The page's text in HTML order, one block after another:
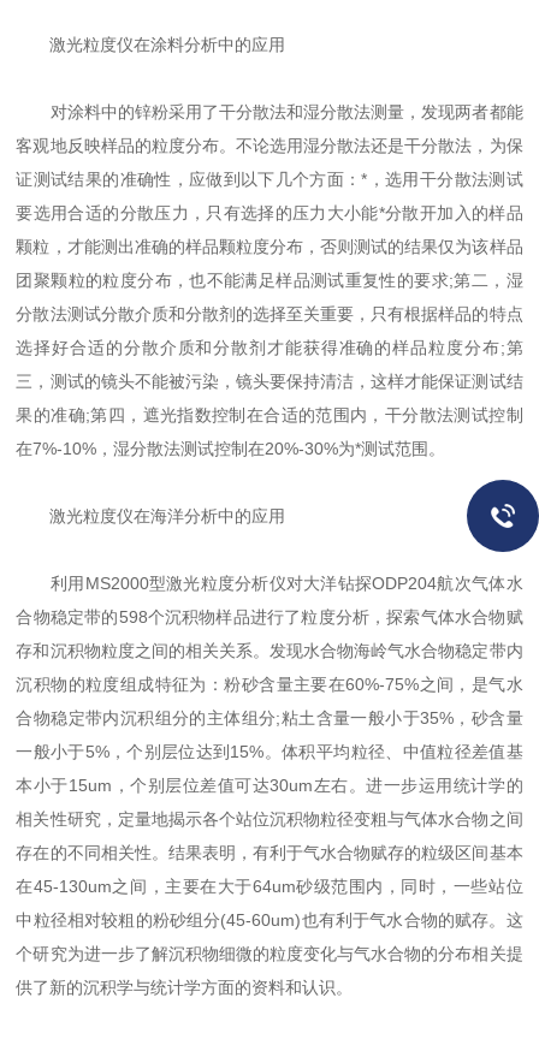
激光粒度仪在涂料分析中的应用
对涂料中的锌粉采用了干分散法和湿分散法测量，发现两者都能
客观地反映样品的粒度分布。不论选用湿分散法还是干分散法，为保
证测试结果的准确性，应做到以下几个方面：*，选用干分散法测试
要选用合适的分散压力，只有选择的压力大小能*分散开加入的样品
颗粒，才能测出准确的样品颗粒度分布，否则测试的结果仅为该样品
团聚颗粒的粒度分布，也不能满足样品测试重复性的要求;第二，湿
分散法测试分散介质和分散剂的选择至关重要，只有根据样品的特点
选择好合适的分散介质和分散剂才能获得准确的样品粒度分布;第
三，测试的镜头不能被污染，镜头要保持清洁，这样才能保证测试结
果的准确;第四，遮光指数控制在合适的范围内，干分散法测试控制
在7%-10%，湿分散法测试控制在20%-30%为*测试范围。
激光粒度仪在海洋分析中的应用
利用MS2000型激光粒度分析仪对大洋钻探ODP204航次气体水
合物稳定带的598个沉积物样品进行了粒度分析，探索气体水合物赋
存和沉积物粒度之间的相关关系。发现水合物海岭气水合物稳定带内
沉积物的粒度组成特征为：粉砂含量主要在60%-75%之间，是气水
合物稳定带内沉积组分的主体组分;粘土含量一般小于35%，砂含量
一般小于5%，个别层位达到15%。体积平均粒径、中值粒径差值基
本小于15um，个别层位差值可达30um左右。进一步运用统计学的
相关性研究，定量地揭示各个站位沉积物粒径变粗与气体水合物之间
存在的不同相关性。结果表明，有利于气水合物赋存的粒级区间基本
在45-130um之间，主要在大于64um砂级范围内，同时，一些站位
中粒径相对较粗的粉砂组分(45-60um)也有利于气水合物的赋存。这
个研究为进一步了解沉积物细微的粒度变化与气水合物的分布相关提
供了新的沉积学与统计学方面的资料和认识。